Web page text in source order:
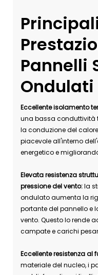
Pannelli
Ondulati
Eccellente isolamento
una bassa conduttività
la conduzione del
piacevole all'interno
energetico e
Elevata resistenza
pressione del vento:la
ondulato aumenta la
portante del pannello e
vento. Questo lo rende
campate e carichi
Eccellente resistenza al
materiale del nucleo, i